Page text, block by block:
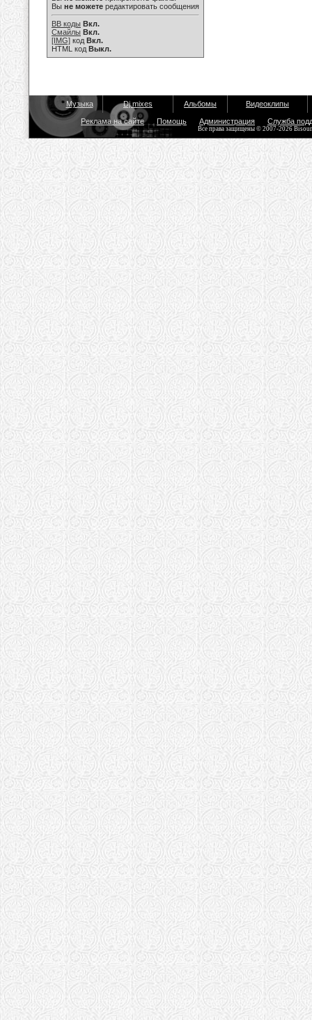
Вы не можете редактировать сообщения
BB коды Вкл.
Смайлы Вкл.
[IMG] код Вкл.
HTML код Выкл.
Музыка Dj mixes Альбомы Видеоклипы
Реклама на сайте Помощь Администрация Служба
Все права защищены © 2007-2026